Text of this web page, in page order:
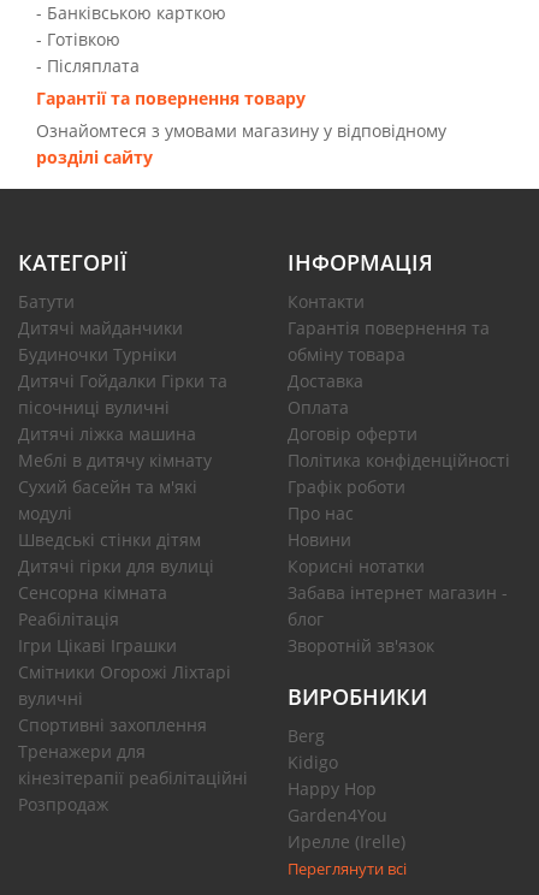
- Банківською карткою
- Готівкою
- Післяплата
Гарантії та повернення товару
Ознайомтеся з умовами магазину у відповідному
розділі сайту
КАТЕГОРІЇ
Батути
Дитячі майданчики
Будиночки Турніки
Дитячі Гойдалки Гірки та
пісочниці вуличні
Дитячі ліжка машина
Меблі в дитячу кімнату
Сухий басейн та м'які
модулі
Шведські стінки дітям
Дитячі гірки для вулиці
Сенсорна кімната
Реабілітація
Ігри Цікаві Іграшки
Смітники Огорожі Ліхтарі
вуличні
Спортивні захоплення
Тренажери для
кінезітерапії реабілітаційні
Розпродаж
ІНФОРМАЦІЯ
Контакти
Гарантія повернення та
обміну товара
Доставка
Оплата
Договір оферти
Політика конфіденційності
Графік роботи
Про нас
Новини
Корисні нотатки
Забава інтернет магазин -
блог
Зворотній зв'язок
ВИРОБНИКИ
Berg
Kidigo
Happy Hop
Garden4You
Ирелле (Irelle)
Переглянути всі